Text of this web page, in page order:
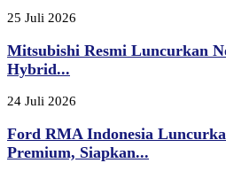
25 Juli 2026
Mitsubishi Resmi Luncurkan
Hybrid...
24 Juli 2026
Ford RMA Indonesia
Premium, Siapkan...